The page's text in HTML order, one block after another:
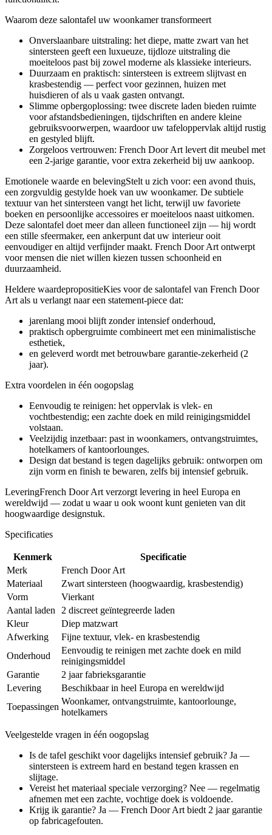
Waarom deze salontafel uw woonkamer transformeert
Onverslaanbare uitstraling: het diepe, matte zwart van het
sintersteen geeft een luxueuze, tijdloze uitstraling die
moeiteloos past bij zowel moderne als klassieke interieurs.
Duurzaam en praktisch: sintersteen is extreem slijtvast en
krasbestendig — perfect voor gezinnen, huizen met
huisdieren of als u vaak gasten ontvangt.
Slimme opbergoplossing: twee discrete laden bieden ruimte
voor afstandsbedieningen, tijdschriften en andere kleine
gebruiksvoorwerpen, waardoor uw tafeloppervlak altijd rustig
en gestyled blijft.
Zorgeloos vertrouwen: French Door Art levert dit meubel met
een 2‑jarige garantie, voor extra zekerheid bij uw aankoop.
Emotionele waarde en belevingStelt u zich voor: een avond thuis,
een zorgvuldig gestylde hoek van uw woonkamer. De subtiele
textuur van het sintersteen vangt het licht, terwijl uw favoriete
boeken en persoonlijke accessoires er moeiteloos naast uitkomen.
Deze salontafel doet meer dan alleen functioneel zijn — hij wordt
een stille sfeermaker, een ankerpunt dat uw interieur ooit
eenvoudiger en altijd verfijnder maakt. French Door Art ontwerpt
voor mensen die niet willen kiezen tussen schoonheid en
duurzaamheid.
Heldere waardepropositieKies voor de salontafel van French Door
Art als u verlangt naar een statement-piece dat:
jarenlang mooi blijft zonder intensief onderhoud,
praktisch opbergruimte combineert met een minimalistische
esthetiek,
en geleverd wordt met betrouwbare garantie-zekerheid (2
jaar).
Extra voordelen in één oogopslag
Eenvoudig te reinigen: het oppervlak is vlek- en
vochtbestendig; een zachte doek en mild reinigingsmiddel
volstaan.
Veelzijdig inzetbaar: past in woonkamers, ontvangstruimtes,
hotelkamers of kantoorlounges.
Design dat bestand is tegen dagelijks gebruik: ontworpen om
zijn vorm en finish te bewaren, zelfs bij intensief gebruik.
LeveringFrench Door Art verzorgt levering in heel Europa en
wereldwijd — zodat u waar u ook woont kunt genieten van dit
hoogwaardige designstuk.
Specificaties
Kenmerk
Specificatie
Merk
French Door Art
Materiaal
Zwart sintersteen (hoogwaardig, krasbestendig)
Vorm
Vierkant
Aantal laden
2 discreet geïntegreerde laden
Kleur
Diep matzwart
Afwerking
Fijne textuur, vlek- en krasbestendig
Onderhoud
Eenvoudig te reinigen met zachte doek en mild
reinigingsmiddel
Garantie
2 jaar fabrieksgarantie
Levering
Beschikbaar in heel Europa en wereldwijd
Toepassingen
Woonkamer, ontvangstruimte, kantoorlounge,
hotelkamers
Veelgestelde vragen in één oogopslag
Is de tafel geschikt voor dagelijks intensief gebruik? Ja —
sintersteen is extreem hard en bestand tegen krassen en
slijtage.
Vereist het materiaal speciale verzorging? Nee — regelmatig
afnemen met een zachte, vochtige doek is voldoende.
Krijg ik garantie? Ja — French Door Art biedt 2 jaar garantie
op fabricagefouten.